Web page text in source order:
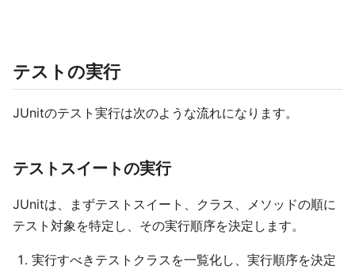
テストの実行
JUnitのテスト実行は次のような流れになります。
テストスイートの実行
JUnitは、まずテストスイート、クラス、メソッドの順に
テスト対象を特定し、その実行順序を決定します。
実行すべきテストクラスを一覧化し、実行順序を決定